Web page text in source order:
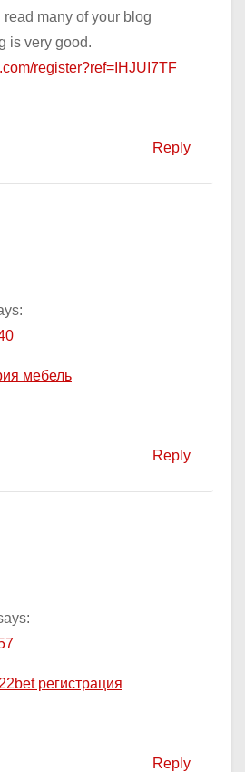
many of your blog
is very good.
register?ref=IHJUI7TF
Reply
мебель
Reply
22bet регистрация
Reply